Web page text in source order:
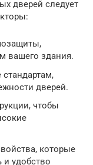
дверей следует
вашего здания.
дверей.
чтобы
которые
и удобство